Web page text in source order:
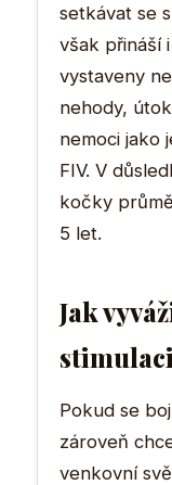
setkávat se
však přináší
vystaveny
nehody,
nemoci jako
FIV. V
kočky
5 let.
Jak
Pokud se
zároveň
venkovní